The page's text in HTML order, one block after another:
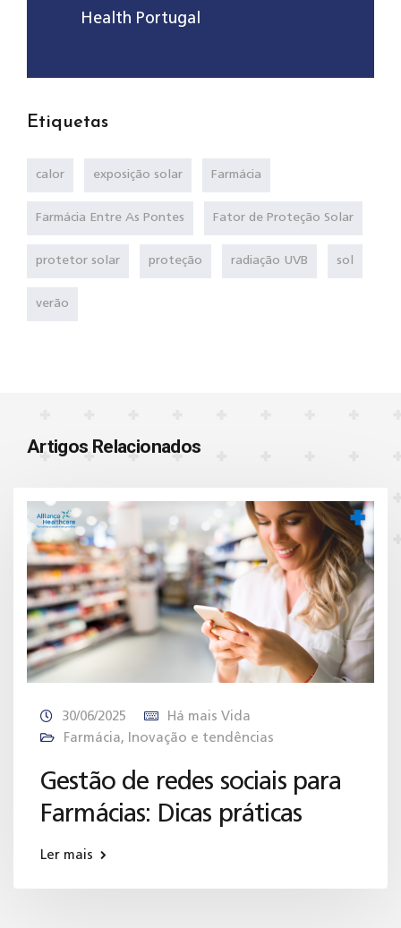
Health Portugal
Etiquetas
calor exposição solar Farmácia
Farmácia Entre As Pontes Fator de Proteção Solar
protetor solar proteção radiação UVB sol
verão
Artigos Relacionados
30/06/2025
Há mais Vida
Farmácia, Inovação e tendências
Gestão de redes sociais para
Farmácias: Dicas práticas
Ler mais